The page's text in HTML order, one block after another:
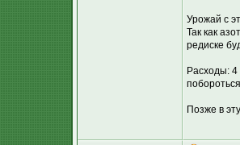
Урожай с
Так как
редиске
Расходы: 4
Позже в